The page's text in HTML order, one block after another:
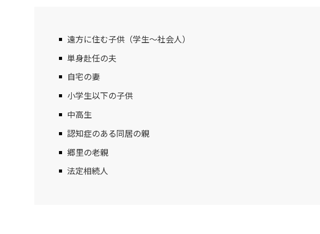
遠方に住む子供（学生～社会人）
単身赴任の夫
自宅の妻
小学生以下の子供
中高生
認知症のある同居の親
郷里の老親
法定相続人